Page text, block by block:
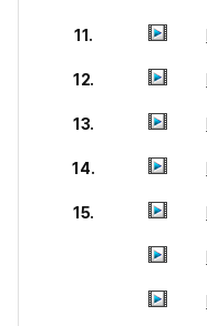
11.
12.
13.
14.
15.